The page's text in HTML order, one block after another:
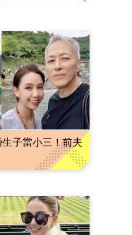
子當小三！前夫